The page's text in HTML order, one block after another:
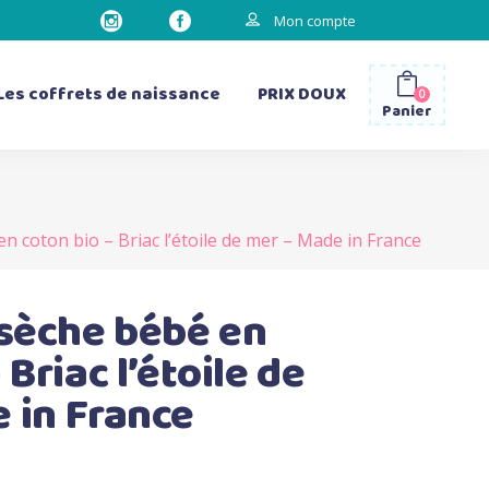
Mon compte
les gourdes
les bavettes d’épaule
les matelas à langer
coffrets de naissance PRIX DOUX
Panier
0
coton bio – Briac l’étoile de mer – Made in France
bébé en
l’étoile de
in France